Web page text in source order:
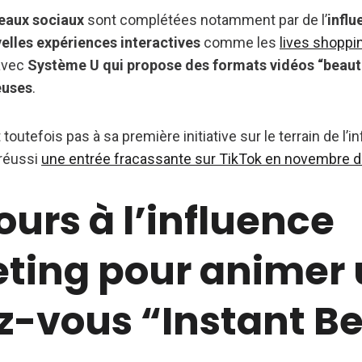
sociaux sont complétées notamment par de l’
expériences interactives comme les lives
Système U qui propose des formats vidéos
.
toutefois pas à sa première initiative sur le terrain de
une entrée fracassante sur TikTok en novembre
à l’influence
pour animer
vous “Instant